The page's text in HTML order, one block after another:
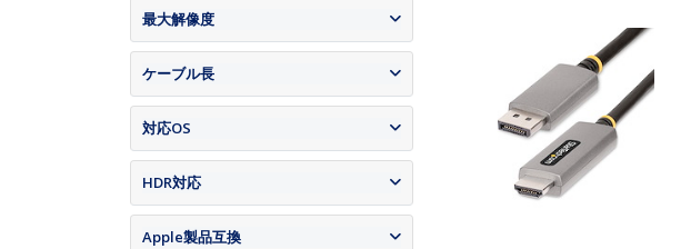
最大解像度
ケーブル長
対応OS
HDR対応
Apple製品互換